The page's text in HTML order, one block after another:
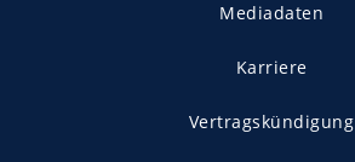
Mediadaten
Karriere
Vertragskündigung